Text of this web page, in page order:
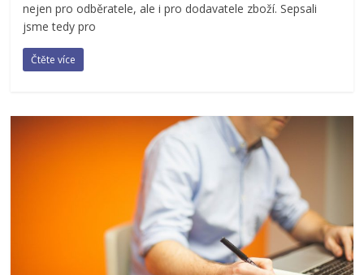
nejen pro odběratele, ale i pro dodavatele zboží. Sepsali
jsme tedy pro
Čtěte více